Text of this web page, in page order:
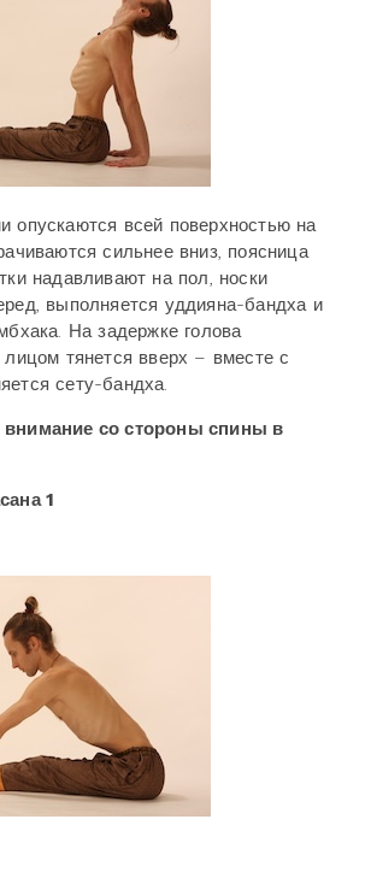
опускаются всей поверхностью на
сильнее вниз, поясница
надавливают на пол, носки
выполняется уддияна-бандха и
На задержке голова
лицом тянется вверх – вместе с
сету-бандха.
со стороны спины в
1